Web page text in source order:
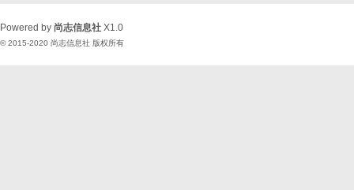
Powered by 尚志信息社 X1.0
© 2015-2020 尚志信息社 版权所有